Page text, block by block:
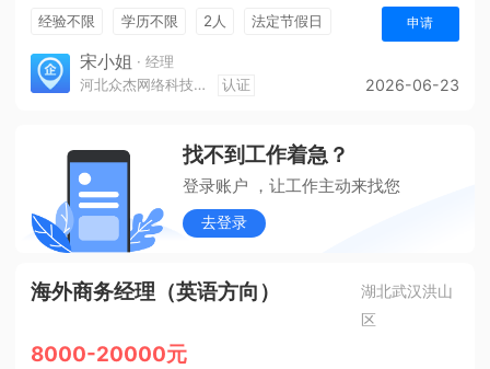
经验不限 学历不限 2人
法定节假日
休假制度
销售奖金
年终奖金
申请
宋小姐 · 经理
河北众杰网络科技有限公司
认证 2026-06-23
找不到工作着急？
登录账户 ，让工作主动来找您
去登录
海外商务经理（英语方向）
湖北武汉洪山
区
8000-20000元